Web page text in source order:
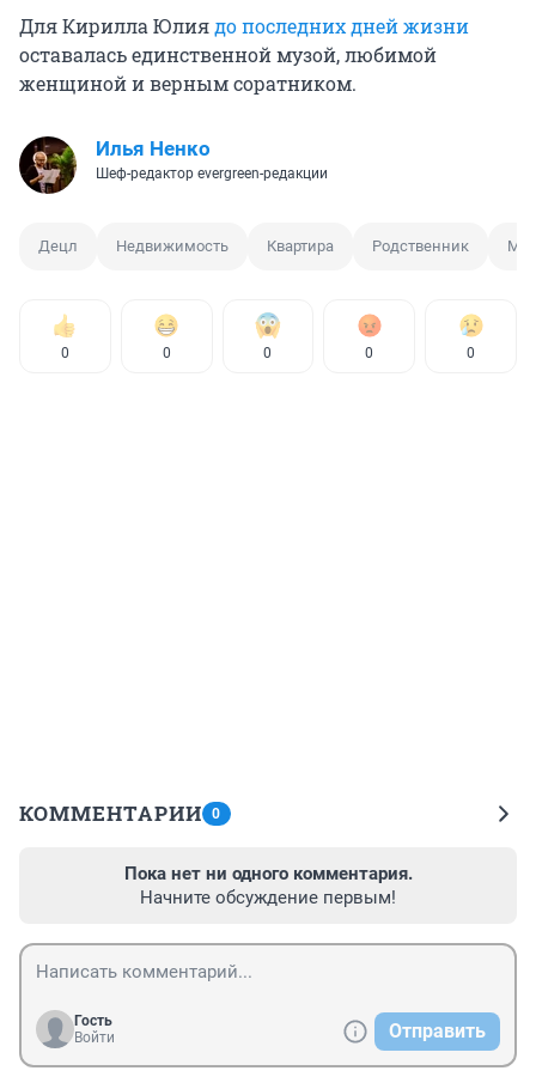
Для Кирилла Юлиядо последних дней жизни
оставалась единственной музой, любимой
женщиной и верным соратником.
Илья Ненко
Шеф-редактор evergreen-редакции
Децл Недвижимость Квартира Родственник
0 0 0 0 0
КОММЕНТАРИИ 0
Пока нет ни одного комментария.
Начните обсуждение первым!
Гость
Войти
Отправить